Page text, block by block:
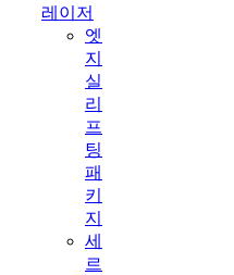
레이저
엣
지
실
리
프
팅
패
키
지
세
르